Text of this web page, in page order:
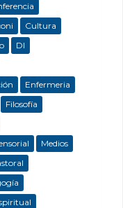
Cultura
DI
Enfermeria
Filosofía
Medios